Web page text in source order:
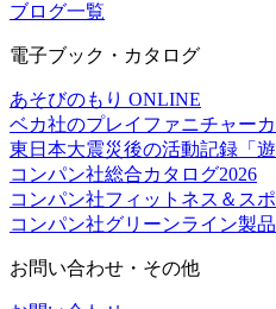
ブログ一覧
電子ブック・カタログ
あそびのもり ONLINE
ベカ社のプレイファニチャー
東日本大震災後の活動記録「
コンパン社総合カタログ2026
コンパン社フィットネス＆ス
コンパン社グリーンライン製
お問い合わせ・その他